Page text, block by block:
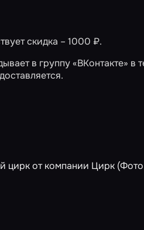
скидка – 1000 ₽.
в группу «ВКонтакте» в